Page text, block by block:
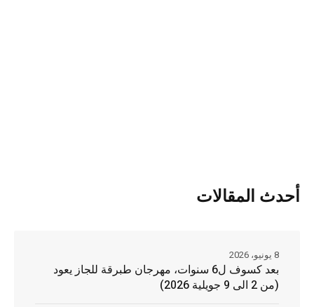
أحدث المقالات
بعد كسوف ل6 سنوات، مهرجان طبرقة للجاز يعود
(من 2 الى 9 جويلية 2026)
8 يونيو، 2026